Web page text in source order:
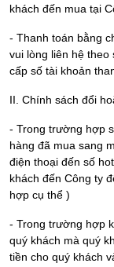
khách đến mua tại
- Thanh toán bằng
vui lòng liên hệ
cấp số tài khoản
II. Chính sách đổi
- Trong trường hợp
hàng đã mua sang
điện thoại đến số
khách đến Công ty
hợp cụ thể )
- Trong trường hợp
quý khách mà quý
tiền cho quý khách